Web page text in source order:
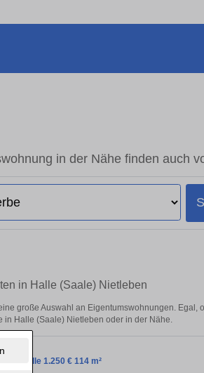
in der Nähe finden auch
in Halle (Saale) Nietleben
große Auswahl an Eigentumswohnungen. Egal,
Halle (Saale) Nietleben oder in der Nähe.
in Halle 1.250 € 114 m²